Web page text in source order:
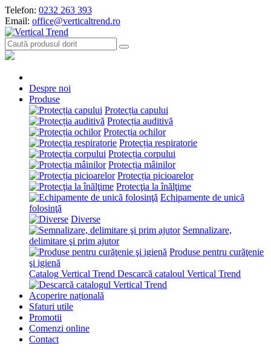
Telefon: 0232 263 393
Email: office@verticaltrend.ro
Despre noi
Produse
Protecția capului
Protecția auditivă
Protecția ochilor
Protecția respiratorie
Protecția corpului
Protecția mâinilor
Protecția picioarelor
Protecţia la înălţime
Echipamente de unică
folosinţă
Diverse
Semnalizare,
delimitare şi prim ajutor
Produse pentru curăţenie
şi igienă
Catalog Vertical Trend Descarcă cataloul Vertical Trend
Acoperire națională
Sfaturi utile
Promotii
Comenzi online
Contact